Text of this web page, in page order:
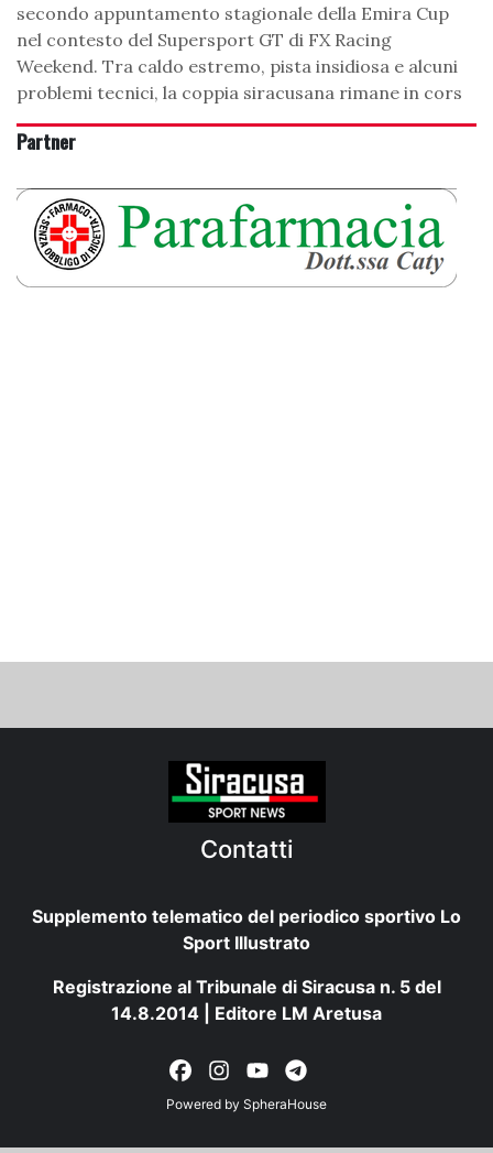
secondo appuntamento stagionale della Emira Cup
nel contesto del Supersport GT di FX Racing
Weekend. Tra caldo estremo, pista insidiosa e alcuni
problemi tecnici, la coppia siracusana rimane in cors
Partner
Contatti
Supplemento telematico del periodico sportivo Lo
Sport Illustrato
Registrazione al Tribunale di Siracusa n. 5 del
14.8.2014 | Editore LM Aretusa
Powered by SpheraHouse